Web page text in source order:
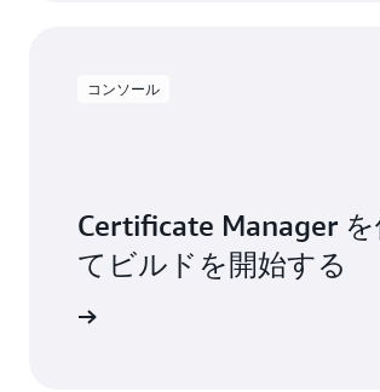
コンソール
Certificate Manager を
てビルドを開始する